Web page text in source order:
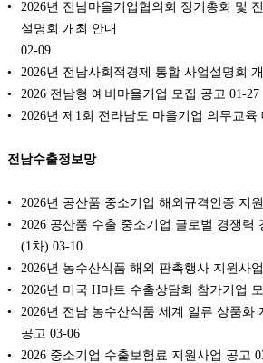
2026년 전남마을기업협의회 정기총회 및
설명회 개최 안내
02-09
2026년 전남사회적경제 통합 사업설명회
2026 전남형 예비마을기업 모집 공고 01-27
2026년 제1회 전라남도 마을기업 의무교육
전남수출정보망
2026년 공산품 중소기업 해외규격인증 지
2026 공산품 수출 중소기업 글로벌 경쟁력
(1차) 03-10
2026년 농수산식품 해외 판촉행사 지원사
2026년 미국 H마트 수출상담회 참가기업
2026년 전남 농수산식품 세계 일류 상품화
공고 03-06
2026 중소기업 수출보험료 지원사업 공고